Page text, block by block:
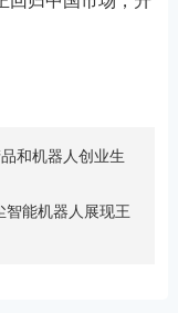
和机器人创业生
智能机器人展现王